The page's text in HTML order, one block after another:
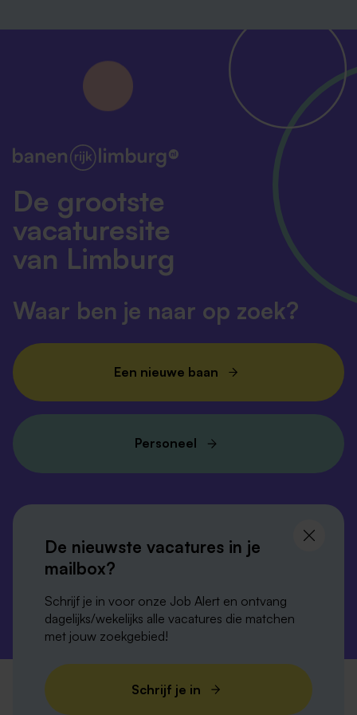
Bij indiensttreding dien je een Verklaring Omtrent
Gedrag (VOG) te overleggen. De kosten hiervan zijn
voor rekening van Cicero. Ook willen wij graag je
originele relevante diploma’s checken.
De grootste
vacaturesite
van Limburg
Waar ben je naar op zoek?
Een nieuwe baan
Personeel
blijf op de hoogte
Privacy-verklaring Disclaimer
Cookies
Verordening digitale diensten
Colofon Sitemap
De nieuwste vacatures in je
mailbox?
Schrijf je in voor onze Job Alert en ontvang
dagelijks/wekelijks alle vacatures die matchen
met jouw zoekgebied!
Schrijf je in